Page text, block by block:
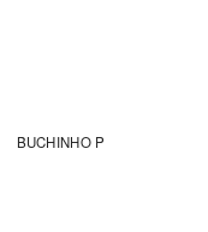
BUCHINHO P